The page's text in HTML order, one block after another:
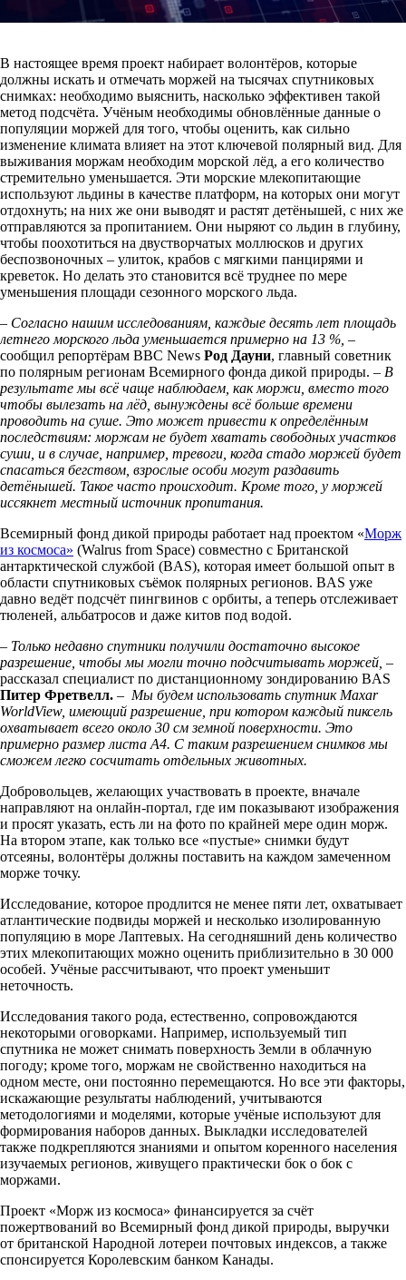
В настоящее время проект набирает волонтёров, которые
должны искать и отмечать моржей на тысячах спутниковых
снимках: необходимо выяснить, насколько эффективен такой
метод подсчёта. Учёным необходимы обновлённые данные о
популяции моржей для того, чтобы оценить, как сильно
изменение климата влияет на этот ключевой полярный вид. Для
выживания моржам необходим морской лёд, а его количество
стремительно уменьшается. Эти морские млекопитающие
используют льдины в качестве платформ, на которых они могут
отдохнуть; на них же они выводят и растят детёнышей, с них же
отправляются за пропитанием. Они ныряют со льдин в глубину,
чтобы поохотиться на двустворчатых моллюсков и других
беспозвоночных – улиток, крабов с мягкими панцирями и
креветок. Но делать это становится всё труднее по мере
уменьшения площади сезонного морского льда.
– Согласно нашим исследованиям, каждые десять лет площадь
летнего морского льда уменьшается примерно на 13 %, –
сообщил репортёрам BBC News Род Дауни, главный советник
по полярным регионам Всемирного фонда дикой природы. – В
результате мы всё чаще наблюдаем, как моржи, вместо того
чтобы вылезать на лёд, вынуждены всё больше времени
проводить на суше. Это может привести к определённым
последствиям: моржам не будет хватать свободных участков
суши, и в случае, например, тревоги, когда стадо моржей будет
спасаться бегством, взрослые особи могут раздавить
детёнышей. Такое часто происходит. Кроме того, у моржей
иссякнет местный источник пропитания.
Всемирный фонд дикой природы работает над проектом «Морж
из космоса» (Walrus from Space) совместно с Британской
антарктической службой (BAS), которая имеет большой опыт в
области спутниковых съёмок полярных регионов. BAS уже
давно ведёт подсчёт пингвинов с орбиты, а теперь отслеживает
тюленей, альбатросов и даже китов под водой.
– Только недавно спутники получили достаточно высокое
разрешение, чтобы мы могли точно подсчитывать моржей, –
рассказал специалист по дистанционному зондированию BAS
Питер Фретвелл. – Мы будем использовать спутник Maxar
WorldView, имеющий разрешение, при котором каждый пиксель
охватывает всего около 30 см земной поверхности. Это
примерно размер листа А4. С таким разрешением снимков мы
сможем легко сосчитать отдельных животных.
Добровольцев, желающих участвовать в проекте, вначале
направляют на онлайн-портал, где им показывают изображения
и просят указать, есть ли на фото по крайней мере один морж.
На втором этапе, как только все «пустые» снимки будут
отсеяны, волонтёры должны поставить на каждом замеченном
морже точку.
Исследование, которое продлится не менее пяти лет, охватывает
атлантические подвиды моржей и несколько изолированную
популяцию в море Лаптевых. На сегодняшний день количество
этих млекопитающих можно оценить приблизительно в 30 000
особей. Учёные рассчитывают, что проект уменьшит
неточность.
Исследования такого рода, естественно, сопровождаются
некоторыми оговорками. Например, используемый тип
спутника не может снимать поверхность Земли в облачную
погоду; кроме того, моржам не свойственно находиться на
одном месте, они постоянно перемещаются. Но все эти факторы,
искажающие результаты наблюдений, учитываются
методологиями и моделями, которые учёные используют для
формирования наборов данных. Выкладки исследователей
также подкрепляются знаниями и опытом коренного населения
изучаемых регионов, живущего практически бок о бок с
моржами.
Проект «Морж из космоса» финансируется за счёт
пожертвований во Всемирный фонд дикой природы, выручки
от британской Народной лотереи почтовых индексов, а также
спонсируется Королевским банком Канады.